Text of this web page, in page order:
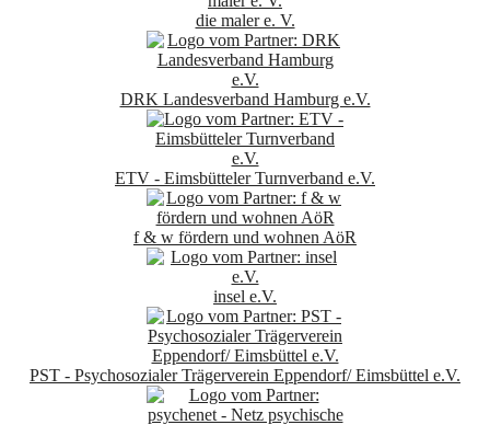
die maler e. V.
DRK Landesverband Hamburg e.V.
ETV - Eimsbütteler Turnverband e.V.
f & w fördern und wohnen AöR
insel e.V.
PST - Psychosozialer Trägerverein Eppendorf/ Eimsbüttel e.V.